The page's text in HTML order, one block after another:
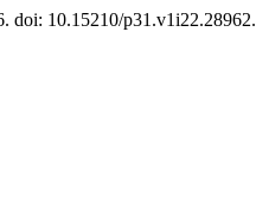
doi: 10.15210/p31.v1i22.28962.